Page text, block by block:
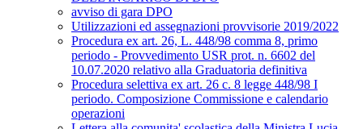
avviso di gara DPO
Utilizzazioni ed assegnazioni provvisorie 2019/2022
Procedura ex art. 26, L. 448/98 comma 8, primo
periodo - Provvedimento USR prot. n. 6602 del
10.07.2020 relativo alla Graduatoria definitiva
Procedura selettiva ex art. 26 c. 8 legge 448/98 I
periodo. Composizione Commissione e calendario
operazioni